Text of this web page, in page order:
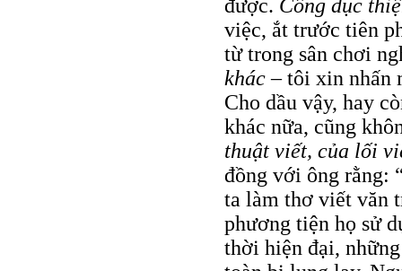
được. Công dục
việc, ắt trước tiên
từ trong sân chơi
khác– tôi xin nhấn
Cho dầu vậy, hay
khác nữa, cũng
thuật viết, của lối
đồng với ông rằng:
ta làm thơ viết văn
phương tiện họ sử
thời hiện đại,